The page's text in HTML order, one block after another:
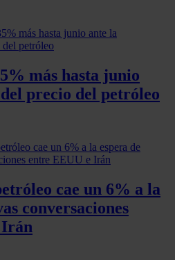
sociales, publicidad y análisis
con otra información
o que hayan recopilado a
más hasta junio
precio del petróleo
cae un 6% a la
conversaciones
Irán